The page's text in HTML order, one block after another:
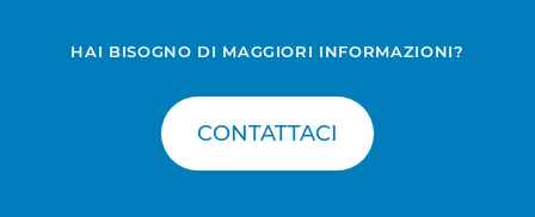
HAI BISOGNO DI MAGGIORI INFORMAZIONI?
CONTATTACI